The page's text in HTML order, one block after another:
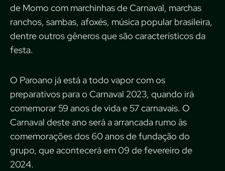
de Momo com marchinhas de Carnaval, marchas
ranchos, sambas, afoxés, música popular brasileira,
dentre outros gêneros que são característicos da
festa.
O Paroano já está a todo vapor com os
preparativos para o Carnaval 2023, quando irá
comemorar 59 anos de vida e 57 carnavais. O
Carnaval deste ano será a arrancada rumo às
comemorações dos 60 anos de fundação do
grupo, que acontecerá em 09 de fevereiro de
2024.